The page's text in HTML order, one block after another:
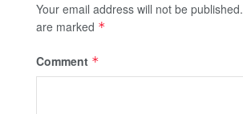
Your email address will not be published.
are marked *
Comment *